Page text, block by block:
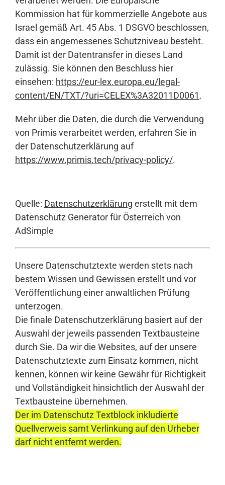
Kommission hat für kommerzielle Angebote aus
Israel gemäß Art. 45 Abs. 1 DSGVO beschlossen,
dass ein angemessenes Schutzniveau besteht.
Damit ist der Datentransfer in dieses Land
zulässig. Sie können den Beschluss hier
einsehen: https://eur-lex.europa.eu/legal-
content/EN/TXT/?uri=CELEX%3A32011D0061.
Mehr über die Daten, die durch die Verwendung
von Primis verarbeitet werden, erfahren Sie in
der Datenschutzerklärung auf
https://www.primis.tech/privacy-policy/.
Quelle: Datenschutzerklärung erstellt mit dem
Datenschutz Generator für Österreich von
AdSimple
Unsere Datenschutztexte werden stets nach
bestem Wissen und Gewissen erstellt und vor
Veröffentlichung einer anwaltlichen Prüfung
unterzogen.
Die finale Datenschutzerklärung basiert auf der
Auswahl der jeweils passenden Textbausteine
durch Sie. Da wir die Websites, auf der unsere
Datenschutztexte zum Einsatz kommen, nicht
kennen, können wir keine Gewähr für Richtigkeit
und Vollständigkeit hinsichtlich der Auswahl der
Textbausteine übernehmen.
Der im Datenschutz Textblock inkludierte
Quellverweis samt Verlinkung auf den Urheber
darf nicht entfernt werden.